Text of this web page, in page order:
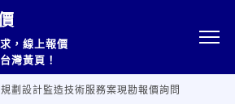
，線上報價
灣黃頁！
劃設計監造技術服務案現勘報價詢問